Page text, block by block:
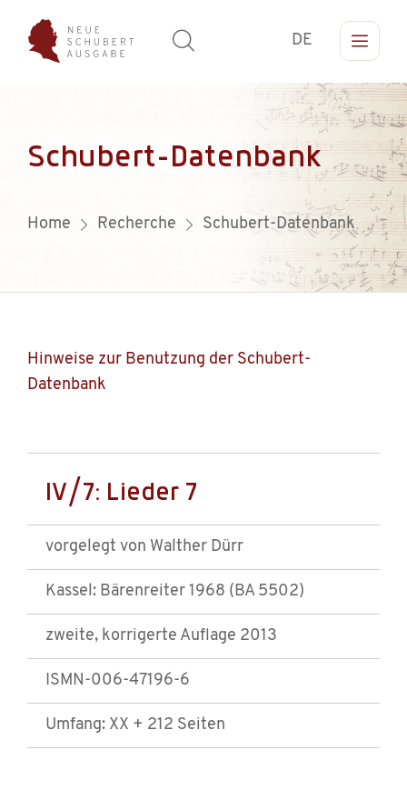
DE
Schubert-Datenbank
Home Recherche Schubert-Datenbank
Hinweise zur Benutzung der Schubert-
Datenbank
IV/7: Lieder 7
vorgelegt von Walther Dürr
Kassel: Bärenreiter 1968 (BA 5502)
zweite, korrigerte Auflage 2013
ISMN-006-47196-6
Umfang: XX + 212 Seiten